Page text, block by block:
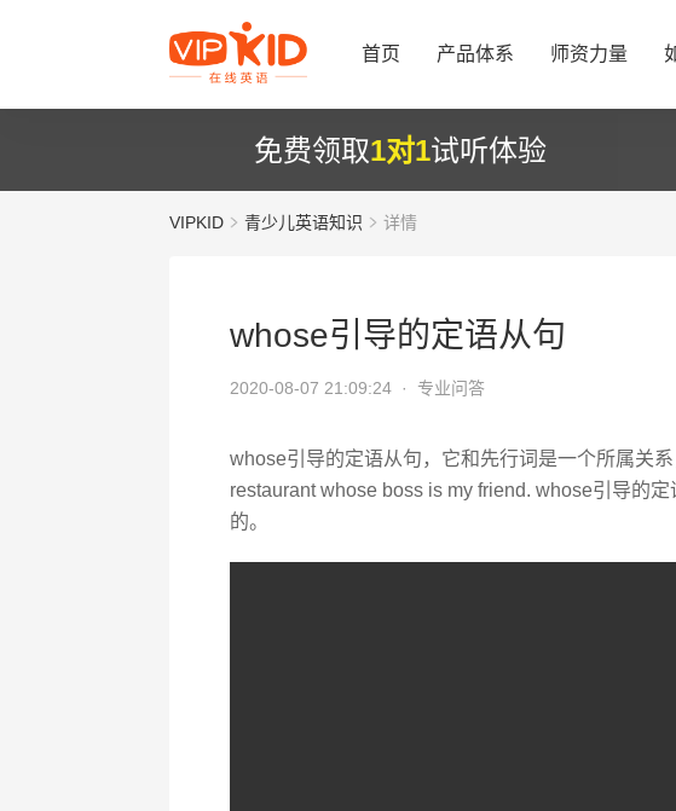
首页 产品体系 师资力量
免费领取1对1试听体验
VIPKID 青少儿英语知识 详情
whose引导的定语从句
2020-08-07 21:09:24 · 专业问答
whose引导的定语从句，它和先行词是一个所属关
restaurant whose boss is my friend. whose引导的
的。